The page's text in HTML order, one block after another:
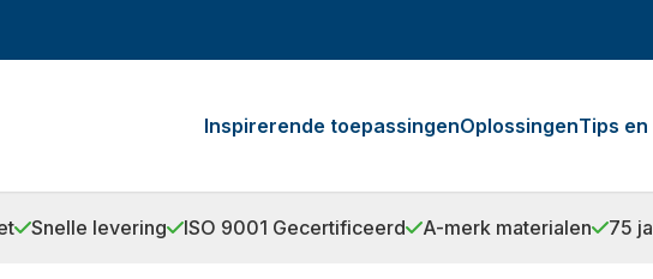
Inspirerende toepassingenOplossingenTips
Snelle levering ISO 9001 Gecertificeerd A-merk materialen 75